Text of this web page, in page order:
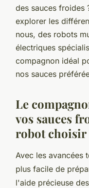
des sauces froides
explorer les
nous, des robots
électriques
compagnon idéal
nos sauces
Le
vos sauces
robot choisir
Avec les avancées
plus facile de
l'aide précieuse